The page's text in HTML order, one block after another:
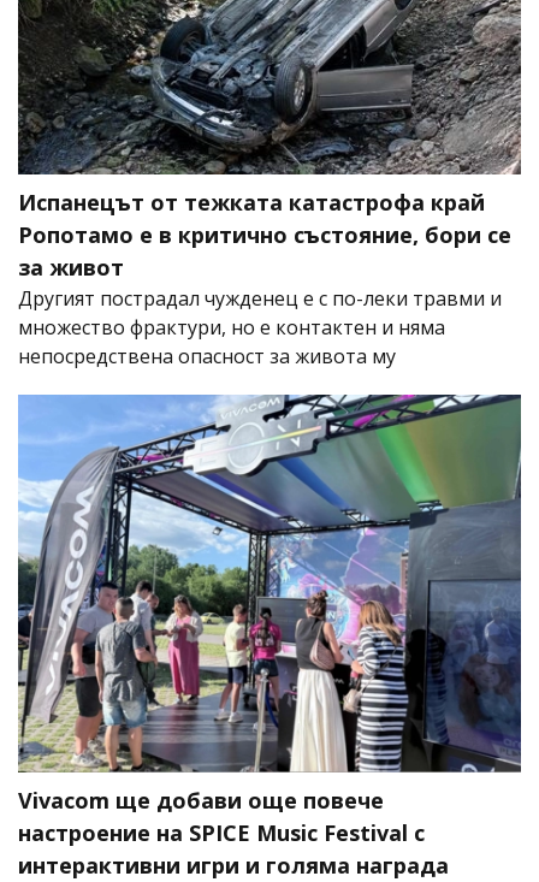
Испанецът от тежката катастрофа край
Ропотамо е в критично състояние, бори се
за живот
Другият пострадал чужденец е с по-леки травми и
множество фрактури, но е контактен и няма
непосредствена опасност за живота му
Vivacom ще добави още повече
настроение на SPICE Music Festival с
интерактивни игри и голяма награда